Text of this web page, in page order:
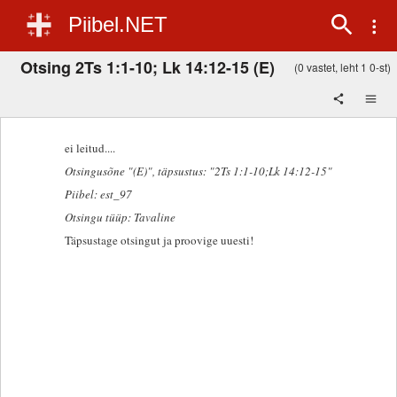
Piibel.NET
Otsing 2Ts 1:1-10; Lk 14:12-15 (E) (0 vastet, leht 1 0-st)
ei leitud....
Otsingusõne "(E)", täpsustus: "2Ts 1:1-10;Lk 14:12-15"
Piibel: est_97
Otsingu tüüp: Tavaline
Täpsustage otsingut ja proovige uuesti!